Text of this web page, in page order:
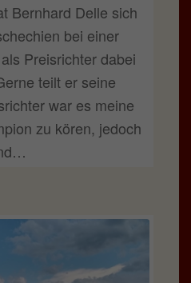
Bernhard Delle sich
bei einer
Preisrichter dabei
teilt er seine
war es meine
zu kören, jedoch